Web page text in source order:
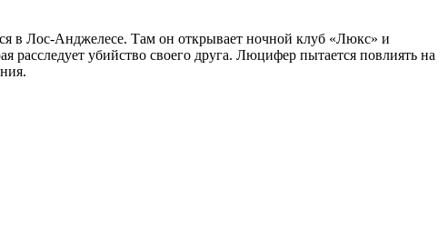
в Лос-Анджелесе. Там он открывает ночной клуб «Люкс» и
убийство своего друга. Люцифер пытается повлиять на